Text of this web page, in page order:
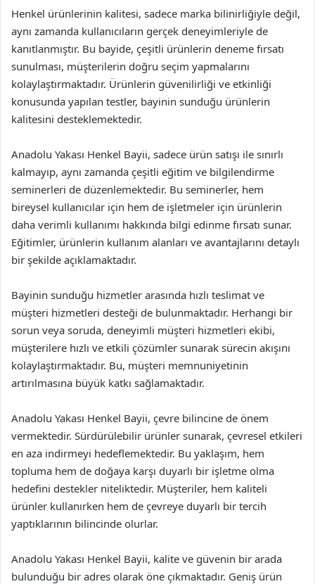
Henkel ürünlerinin kalitesi, sadece marka bilinirliğiyle değil,
aynı zamanda kullanıcıların gerçek deneyimleriyle de
kanıtlanmıştır. Bu bayide, çeşitli ürünlerin deneme fırsatı
sunulması, müşterilerin doğru seçim yapmalarını
kolaylaştırmaktadır. Ürünlerin güvenilirliği ve etkinliği
konusunda yapılan testler, bayinin sunduğu ürünlerin
kalitesini desteklemektedir.
Anadolu Yakası Henkel Bayii, sadece ürün satışı ile sınırlı
kalmayıp, aynı zamanda çeşitli eğitim ve bilgilendirme
seminerleri de düzenlemektedir. Bu seminerler, hem
bireysel kullanıcılar için hem de işletmeler için ürünlerin
daha verimli kullanımı hakkında bilgi edinme fırsatı sunar.
Eğitimler, ürünlerin kullanım alanları ve avantajlarını detaylı
bir şekilde açıklamaktadır.
Bayinin sunduğu hizmetler arasında hızlı teslimat ve
müşteri hizmetleri desteği de bulunmaktadır. Herhangi bir
sorun veya soruda, deneyimli müşteri hizmetleri ekibi,
müşterilere hızlı ve etkili çözümler sunarak sürecin akışını
kolaylaştırmaktadır. Bu, müşteri memnuniyetinin
artırılmasına büyük katkı sağlamaktadır.
Anadolu Yakası Henkel Bayii, çevre bilincine de önem
vermektedir. Sürdürülebilir ürünler sunarak, çevresel etkileri
en aza indirmeyi hedeflemektedir. Bu yaklaşım, hem
topluma hem de doğaya karşı duyarlı bir işletme olma
hedefini destekler niteliktedir. Müşteriler, hem kaliteli
ürünler kullanırken hem de çevreye duyarlı bir tercih
yaptıklarının bilincinde olurlar.
Anadolu Yakası Henkel Bayii, kalite ve güvenin bir arada
bulunduğu bir adres olarak öne çıkmaktadır. Geniş ürün